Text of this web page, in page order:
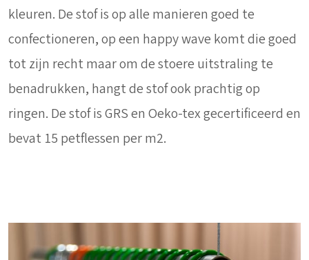
kleuren. De stof is op alle manieren goed te
confectioneren, op een happy wave komt die goed
tot zijn recht maar om de stoere uitstraling te
benadrukken, hangt de stof ook prachtig op
ringen. De stof is GRS en Oeko-tex gecertificeerd en
bevat 15 petflessen per m2.